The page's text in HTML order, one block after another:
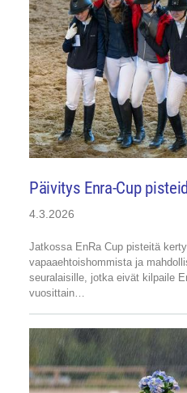
Päivitys Enra-Cup
4.3.2026
Jatkossa EnRa Cup pisteitä
vapaaehtoishommista ja
seuralaisille, jotka eivät kilpaile
vuosittain…